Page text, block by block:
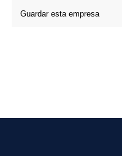
Guardar esta empresa